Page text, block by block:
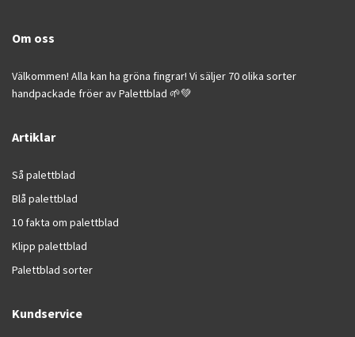
Om oss
Välkommen! Alla kan ha gröna fingrar! Vi säljer 70 olika sorter
handpackade fröer av Palettblad 🌱💚
Artiklar
Så palettblad
Blå palettblad
10 fakta om palettblad
Klipp palettblad
Palettblad sorter
Kundservice